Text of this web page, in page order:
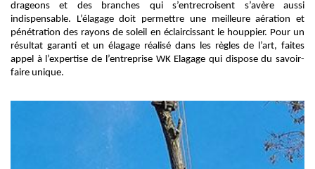
drageons et des branches qui s’entrecroisent s’avère aussi
indispensable. L’élagage doit permettre une meilleure aération et
pénétration des rayons de soleil en éclaircissant le houppier. Pour un
résultat garanti et un élagage réalisé dans les règles de l’art, faites
appel à l’expertise de l’entreprise WK Elagage qui dispose du savoir-
faire unique.